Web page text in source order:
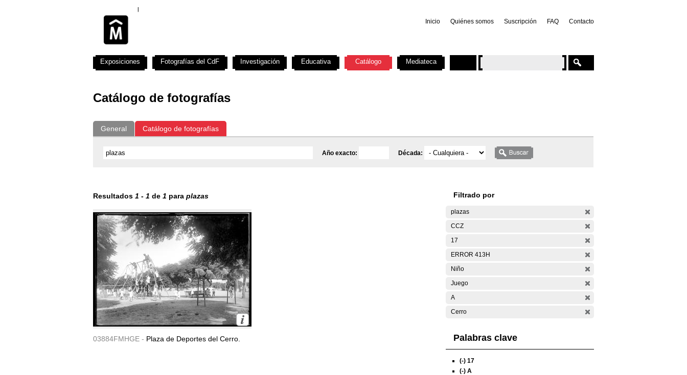
Inicio Quiénes somos Suscripción FAQ Contacto
Catálogo de fotografías
General Catálogo de fotografías
Año exacto: Década:
Resultados 1 - 1 de 1 para plazas
03884FMHGE - Plaza de Deportes del Cerro.
Filtrado por
plazas
CCZ
17
ERROR 413H
Niño
Juego
A
Cerro
Palabras clave
(-) 17
(-) A
Exposiciones Fotografías del CdF Investigación Educativa Catálogo Mediateca